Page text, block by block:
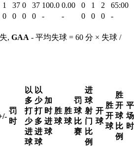
1 37 0 37 100.0 0.00 0 1 2
65:00
0 0 0 0 - - 0 0 0
-
, GAA - 平均失球 = 60 分 × 失球 /
罚
时
以
多
打
少
进
球
以
少
打
多
进
球
加
时
进
球
胜
球
胜
球
罚
球
比
赛
进
球
射
门
比
例
开
球
胜
开
球
胜
开
球
比
例